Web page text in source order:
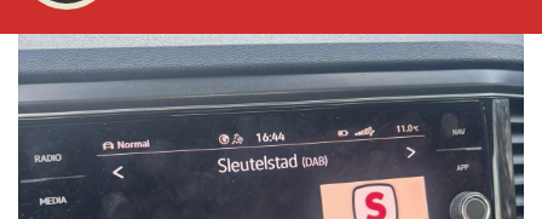
STRAKS:
De middag van Sleutelstad
12.00 - 18.00 uur
Vorig uur
uur 1 van 0 Volgend uur